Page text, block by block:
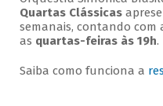
Quartas Clássicas
semanais, contando com
as quartas-feiras às 19h.
Saiba como funciona a